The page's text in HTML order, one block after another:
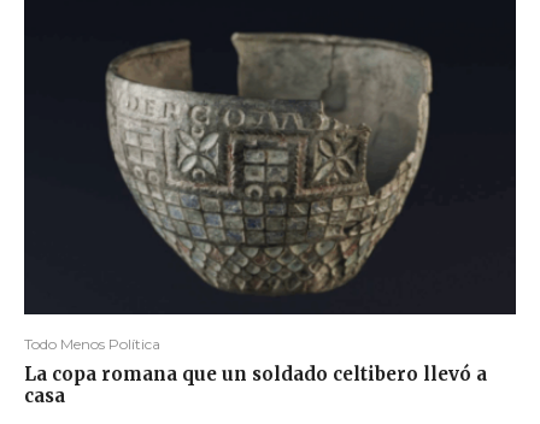
Todo Menos Política
La copa romana que un soldado celtibero llevó a
casa